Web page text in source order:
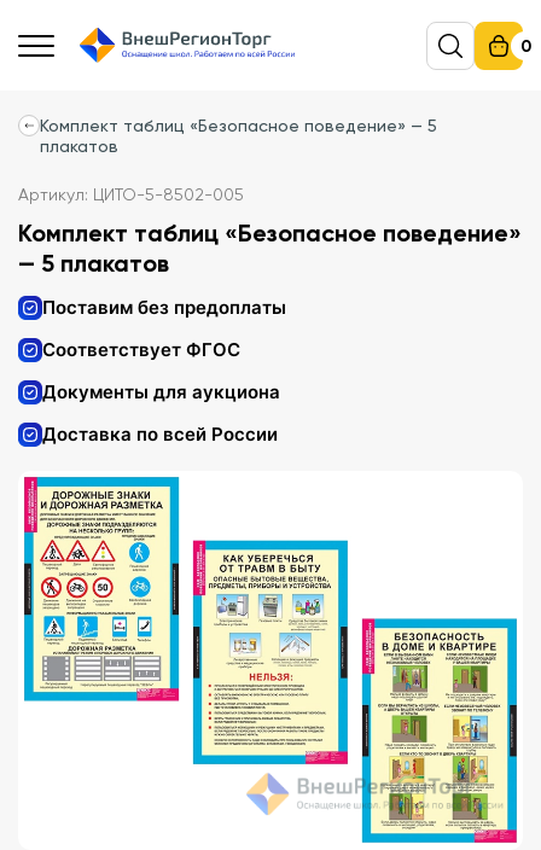
0
Комплект таблиц «Безопасное поведение» — 5
плакатов
Артикул: ЦИТО-5-8502-005
Комплект таблиц «Безопасное поведение»
— 5 плакатов
Поставим без предоплаты
Соответствует ФГОС
Документы для аукциона
Доставка по всей России